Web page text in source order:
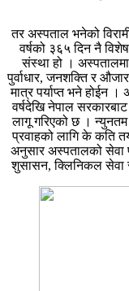
तर अस्पताल भनेको
वर्षको ३६५ दिन नै
संस्था हो । अस्पतालमा
पुर्वाधार, जनशक्ति र
मात्र पर्याप्त भने होईन
वर्षदेखि नेपाल
लागू गरिएको छ ।
प्रवाहको लागि के कति
अनुसार अस्पतालको सेवा
शुसासन, क्लिनिकल सेवा र